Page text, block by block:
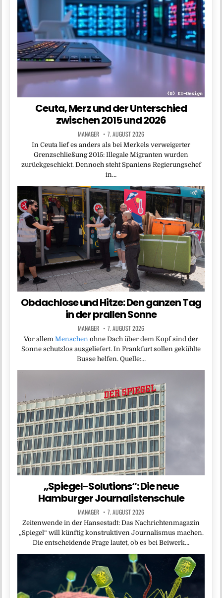
Ceuta, Merz und der Unterschied
zwischen 2015 und 2026
MANAGER 7. AUGUST 2026
In Ceuta lief es anders als bei Merkels verweigerter
Grenzschließung 2015: Illegale Migranten wurden
zurückgeschickt. Dennoch steht Spaniens Regierungschef
in…
Obdachlose und Hitze: Den ganzen Tag
in der prallen Sonne
MANAGER 7. AUGUST 2026
Vor allem Menschen ohne Dach über dem Kopf sind der
Sonne schutzlos ausgeliefert. In Frankfurt sollen gekühlte
Busse helfen. Quelle:…
„Spiegel-Solutions“: Die neue
Hamburger Journalistenschule
MANAGER 7. AUGUST 2026
Zeitenwende in der Hansestadt: Das Nachrichtenmagazin
„Spiegel“ will künftig konstruktiven Journalismus machen.
Die entscheidende Frage lautet, ob es bei Beiwerk…